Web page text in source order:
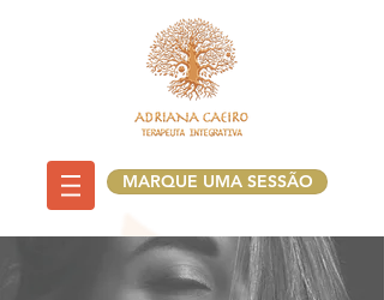
MARQUE UMA SESSÃO